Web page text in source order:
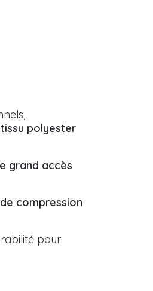
tissu polyester
grand accès
compression
pour